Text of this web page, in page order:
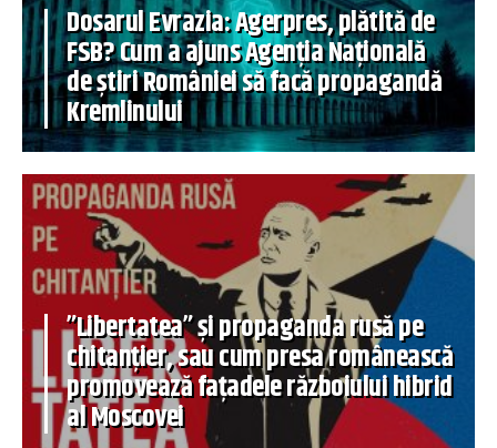
Dosarul Evrazia: Agerpres, plătită de
FSB? Cum a ajuns Agenția Națională
de știri României să facă propagandă
Kremlinului
”Libertatea” și propaganda rusă pe
chitanțier, sau cum presa românească
promovează fațadele războiului hibrid
al Moscovei